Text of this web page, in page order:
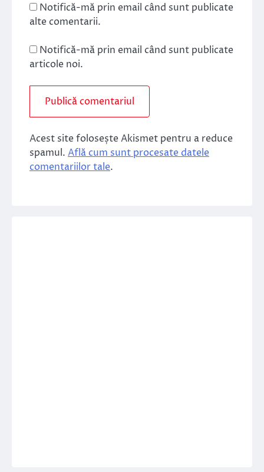
Notifică-mă prin email când sunt publicate
alte comentarii.
Notifică-mă prin email când sunt publicate
articole noi.
Acest site folosește Akismet pentru a reduce
spamul. Află cum sunt procesate datele
comentariilor tale.